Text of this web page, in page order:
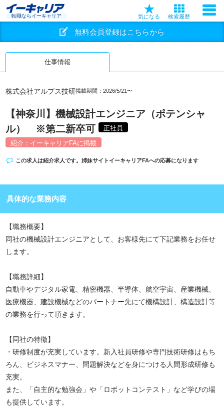
転職ならイーキャリア 気になる 検索履歴
無料会員登録はこちらから
仕事情報
株式会社アルプス技研掲載期間：2026/5/21〜
【神奈川】機械設計エンジニア（ポテンシャ
ル） ※第二新卒可
正社員
紹介：イーキャリアFAに掲載
この求人は紹介求人です。姉妹サイト イーキャリアFAへの応募になります
具体的な業務内容
【職務概要】
同社の機械設計エンジニアとして、お客様先にて下記業務をお任せ
します。
【職務詳細】
自動車やデジタル家電、精密機器、半導体、航空宇宙、産業機械、
医療機器、建設機械などのパートナー先にて機構設計、構造設計等
の業務を行って頂きます。
【同社の特徴】
・研修制度が充実しています。新入社員研修や専門技術研修はもち
ろん、ビジネスマナー、問題解決などを身につける人間形成研修も
充実。
また、「自主的な勉強会」や「ロボットコンテスト」など学びの場
も提供しています。